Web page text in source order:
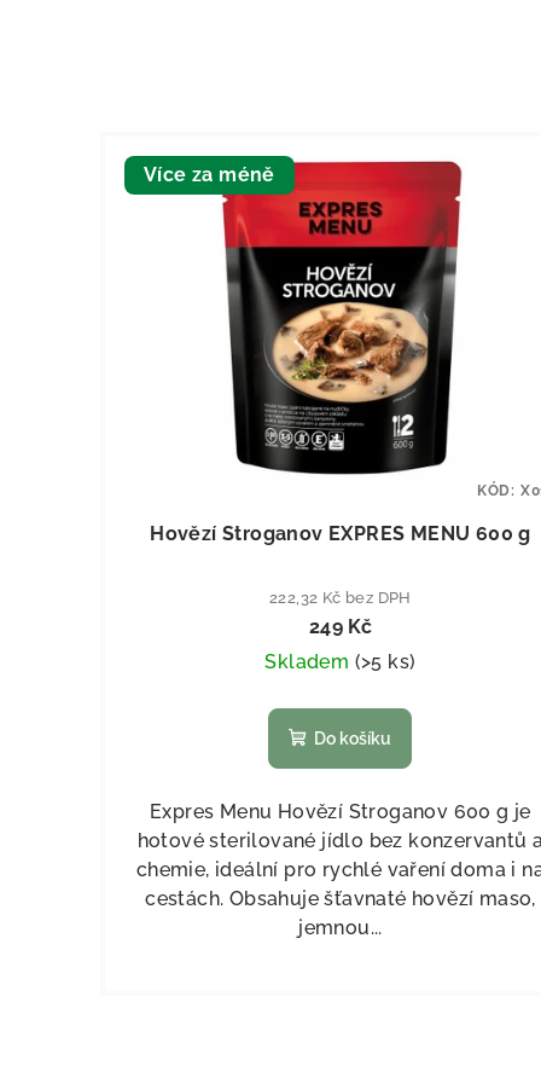
Více za méně
Hovězí Stroganov EXPRES MENU 600 g
222,32 Kč bez DPH
249 Kč
Skladem (>5 ks)
Do košíku
Expres Menu Hovězí Stroganov 600 g je
hotové sterilované jídlo bez konzervantů
chemie, ideální pro rychlé vaření doma i
cestách. Obsahuje šťavnaté hovězí maso,
jemnou...
KÓD: